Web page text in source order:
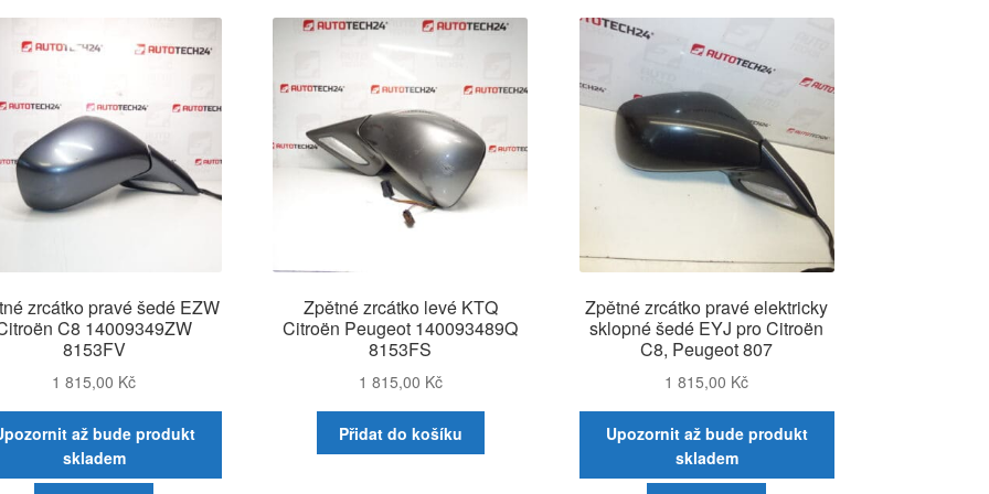
zrcátko pravé šedé EZW
C8 14009349ZW
8153FV
1 815,00 Kč
až bude produkt
skladem
Zpětné zrcátko levé KTQ
Citroën Peugeot 140093489Q
8153FS
1 815,00 Kč
Přidat do košíku
Zpětné zrcátko pravé elektricky
sklopné šedé EYJ pro Citroën
C8, Peugeot 807
1 815,00 Kč
Upozornit až bude produkt
skladem